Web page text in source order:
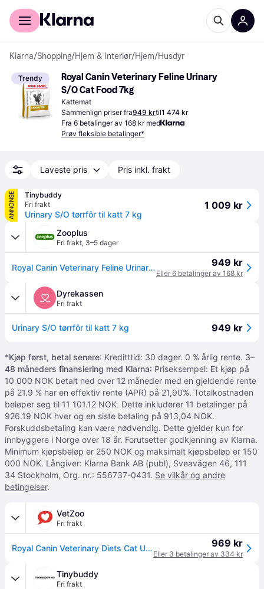
For kunder
Klarna/Shopping/Hjem & Interiør/Hjem/Husdyr
Trendy
Royal Canin Veterinary Feline Urinary
S/O Cat Food 7kg
Kattemat
Sammenlign priser fra949 krtil1 474 kr
Fra 6 betalinger av 168 kr med
Prøv fleksible betalinger*
Laveste pris Pris inkl. frakt
ANNONSE
Tinybuddy
Fri frakt
Urinary S/O tørrfôr til katt 7 kg
1 009 kr
Zooplus
Fri frakt, 3–5 dager
Royal Canin Veterinary Feline Urinary S/O - 7 kg 949 kr
Eller 6 betalinger av 168 kr
Dyrekassen
Fri frakt
Urinary S/O tørrfôr til katt 7 kg 949 kr
*Kjøp først, betal senere: Kreditttid: 30 dager. 0 % årlig rente. 3–
48 måneders finansiering med Klarna: Priseksempel: Et kjøp på
10 000 NOK betalt ned over 12 måneder med en gjeldende rente
på 21.9 % har en effektiv rente (APR) på 21,90%. Totalkostnaden
beløper seg til 11 101.12 NOK. Dette inkluderer 11 betalinger på
926.19 NOK hver og en siste betaling på 913,04 NOK.
Forskuddsbetaling kan være nødvendig. Dette gjelder kun for
innbyggere i Norge over 18 år. Forutsetter godkjenning av Klarna.
Minimum kjøpsbeløp er 250 NOK og maksimalt kjøpsbeløp er 150
000 NOK. Långiver: Klarna Bank AB (publ), Sveavägen 46, 111
34 Stockholm, Org. nr.: 556737-0431. Se vilkår og andre
betingelser.
VetZoo
Fri frakt
Royal Canin Veterinary Diets Cat Urinary S/O (7 kg) 969 kr
Eller 3 betalinger av 334 kr
Tinybuddy
Fri frakt